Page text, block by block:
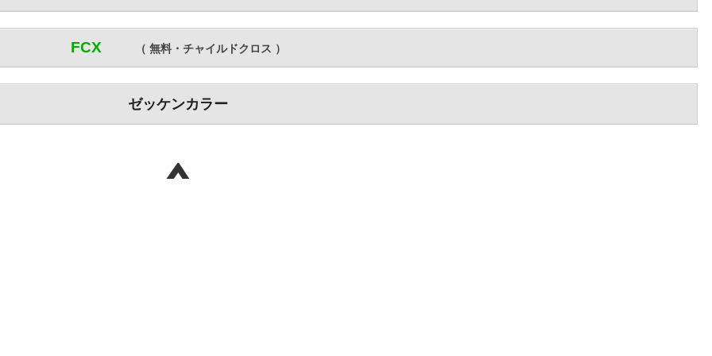
FCX （ 無料・チャイルドクロス ）
ゼッケンカラー